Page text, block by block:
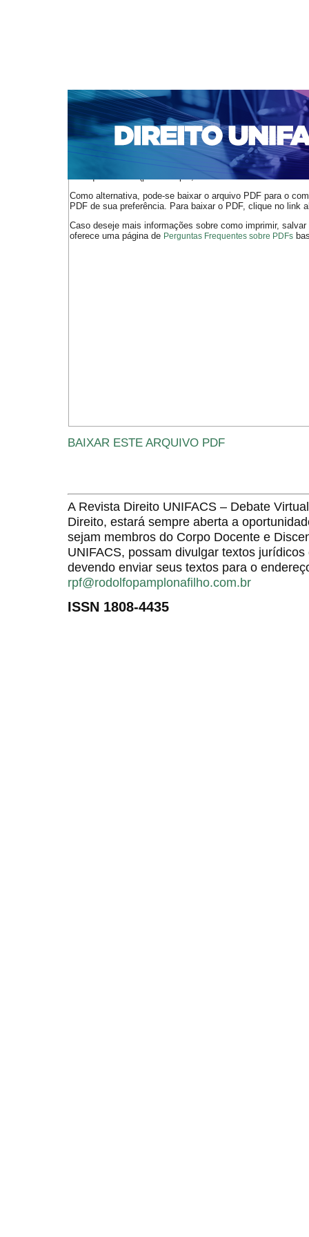
CAPA SOBRE ACESSO CADASTRO
NOTÍCIAS
EDIÇÕES DE Nº 1 A 100 WEBMAIL
Capa>n. 126 (2010) > Tudela
O arquivo PDF selecionado deve ser carregado no
de arquivos PDF (por exemplo, uma versão atual do
Como alternativa, pode-se baixar o arquivo PDF para o
PDF de sua preferência. Para baixar o PDF, clique no link
Caso deseje mais informações sobre como imprimir,
oferece uma página de Perguntas Frequentes sobre PDFs
BAIXAR ESTE ARQUIVO PDF
A Revista Direito UNIFACS – Debate
Direito, estará sempre aberta a
sejam membros do Corpo Docente e
UNIFACS, possam divulgar textos
devendo enviar seus textos para o
rpf@rodolfopamplonafilho.com.br
ISSN 1808-4435